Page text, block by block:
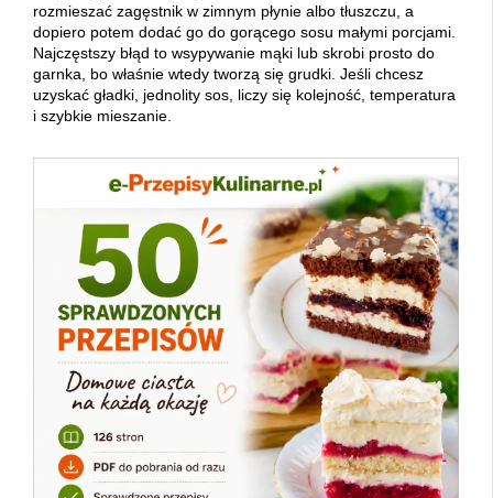
rozmieszać zagęstnik w zimnym płynie albo tłuszczu, a
dopiero potem dodać go do gorącego sosu małymi porcjami.
Najczęstszy błąd to wsypywanie mąki lub skrobi prosto do
garnka, bo właśnie wtedy tworzą się grudki. Jeśli chcesz
uzyskać gładki, jednolity sos, liczy się kolejność, temperatura
i szybkie mieszanie.